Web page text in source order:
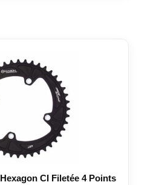
CI Filetée 4 Points